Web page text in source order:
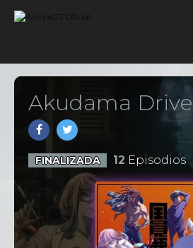
Akudama Drive
FINALIZADA 12 Episodios